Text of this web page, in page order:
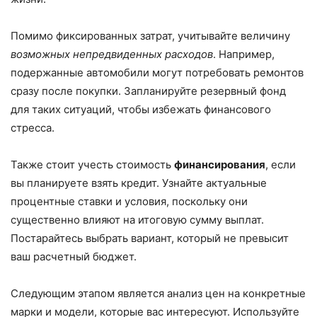
Помимо фиксированных затрат, учитывайте величину
возможных непредвиденных расходов. Например,
подержанные автомобили могут потребовать ремонтов
сразу после покупки. Запланируйте резервный фонд
для таких ситуаций, чтобы избежать финансового
стресса.
Также стоит учесть стоимость финансирования, если
вы планируете взять кредит. Узнайте актуальные
процентные ставки и условия, поскольку они
существенно влияют на итоговую сумму выплат.
Постарайтесь выбрать вариант, который не превысит
ваш расчетный бюджет.
Следующим этапом является анализ цен на конкретные
марки и модели, которые вас интересуют. Используйте